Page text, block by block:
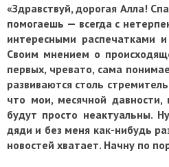
«Здравствуй, дорогая Алла!
помогаешь — всегда с
интересными распечатками
Своим мнением о
первых, чревато, сама
развиваются столь
что мои, месячной
будут просто неактуальны.
дяди и без меня как-нибудь
новостей хватает. Начну по